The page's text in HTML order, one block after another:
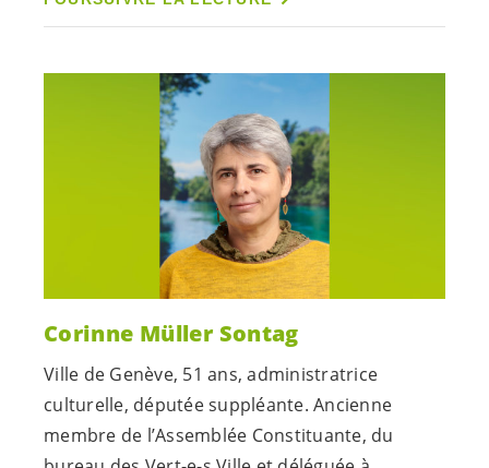
Corinne Müller Sontag
Ville de Genève, 51 ans, administratrice
culturelle, députée suppléante. Ancienne
membre de l’Assemblée Constituante, du